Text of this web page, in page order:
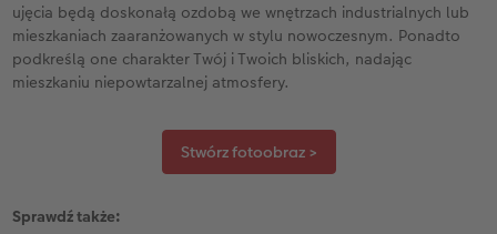
ujęcia będą doskonałą ozdobą we wnętrzach industrialnych lub
mieszkaniach zaaranżowanych w stylu nowoczesnym. Ponadto
podkreślą one charakter Twój i Twoich bliskich, nadając
mieszkaniu niepowtarzalnej atmosfery.
Stwórz fotoobraz >
Sprawdź także: